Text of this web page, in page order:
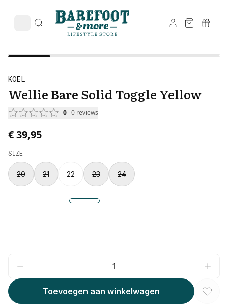
KOEL
Wellie Bare Solid Toggle Yellow
0 0 reviews
€ 39,95
SIZE
20 21 22 23 24
Toevoegen aan winkelwagen